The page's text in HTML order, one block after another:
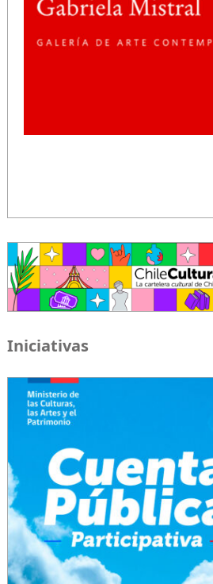
Descargar documento – pdf
Iniciativas